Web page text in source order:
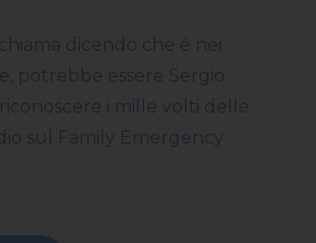
dicendo che è nei
potrebbe essere Sergio
i mille volti delle
sul Family Emergency